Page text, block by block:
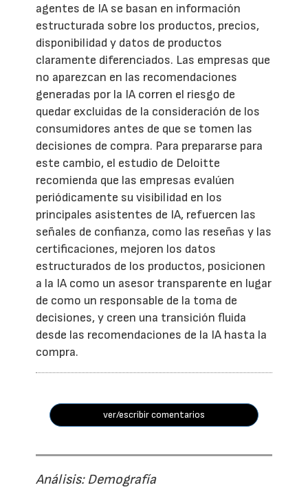
agentes de IA se basan en información
estructurada sobre los productos, precios,
disponibilidad y datos de productos
claramente diferenciados. Las empresas que
no aparezcan en las recomendaciones
generadas por la IA corren el riesgo de
quedar excluidas de la consideración de los
consumidores antes de que se tomen las
decisiones de compra. Para prepararse para
este cambio, el estudio de Deloitte
recomienda que las empresas evalúen
periódicamente su visibilidad en los
principales asistentes de IA, refuercen las
señales de confianza, como las reseñas y las
certificaciones, mejoren los datos
estructurados de los productos, posicionen
a la IA como un asesor transparente en lugar
de como un responsable de la toma de
decisiones, y creen una transición fluida
desde las recomendaciones de la IA hasta la
compra.
ver/escribir comentarios
Análisis: Demografía